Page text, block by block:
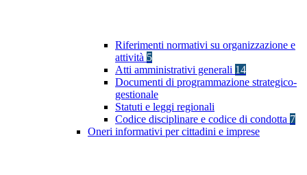
Riferimenti normativi su organizzazione e
attività 5
Atti amministrativi generali 14
Documenti di programmazione strategico-
gestionale
Statuti e leggi regionali
Codice disciplinare e codice di condotta 7
Oneri informativi per cittadini e imprese